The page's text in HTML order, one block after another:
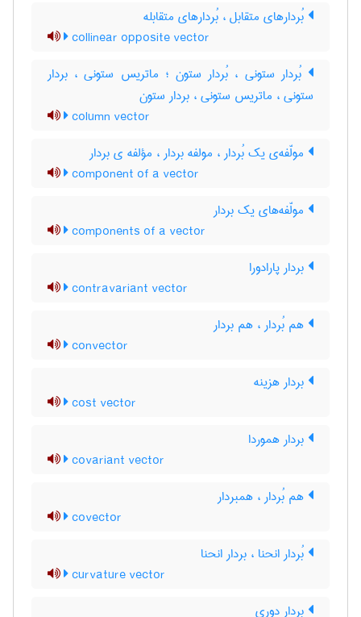
بُردارهای متقابل ، بُردارهای متقابله
collinear opposite vector
بُردار ستونی ، بُردار ستون ؛ ماتریس ستونی ، بردار
ستونی ، ماتریس ستونی ، بردار ستون
column vector
مولّفه‌ی یک بُردار ، مولفه بردار ، مؤلفه ی بردار
component of a vector
مولّفه‌های یک بردار
components of a vector
بردار پارادورا
contravariant vector
هم بُردار ، هم بردار
convector
بردار هزینه
cost vector
بردار هموردا
covariant vector
هم بُردار ، همبردار
covector
بُردار انحنا ، بردار انحنا
curvature vector
بردار دوری